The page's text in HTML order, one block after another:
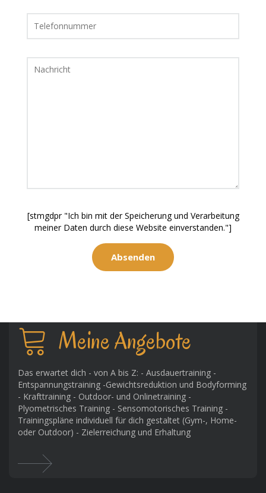
[stmgdpr "Ich bin mit der Speicherung und Verarbeitung
meiner Daten durch diese Website einverstanden."]
Meine Angebote
Das erwartet dich - von A bis Z: - Ausdauertraining -
Entspannungstraining -Gewichtsreduktion und Bodyforming
- Krafttraining - Outdoor- und Onlinetraining -
Plyometrisches Training - Sensomotorisches Training -
Trainingspläne individuell für dich gestaltet (Gym-, Home-
oder Outdoor) - Zielerreichung und Erhaltung